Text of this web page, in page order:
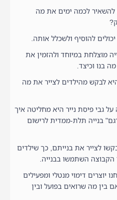
לכמה ימים את מה
להוסיף ולשכלל אותה.
מוצלחת במיוחד ולהזמין את
בנו וכיצד.
לבקש מהילדים לצייר את מה
גבי פיסת נייר היא מחליטה איך
בנייה תלת-ממדית לרישום
לצייר את בנייתם, כך שילדים
הקבוצה השתמשו בבנייה.
יוצרים דימוי מנטלי ומפעילים
בין מה שרואים בפועל ובין